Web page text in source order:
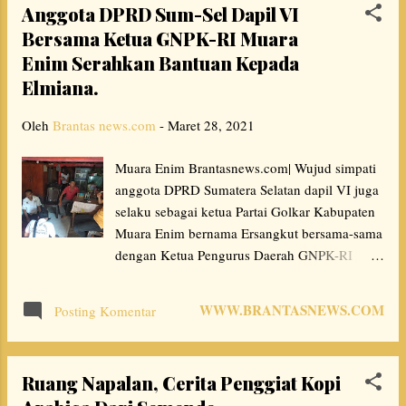
anggota DPP LSM Brantas RI mengecam
dengan sangat keras atas tindakan Terorisme,
terkait kriminalis bom bunuh diri ini jangan
tatanan kehidupan beragama dalam berbangsa
konflik perpecahan dibumi Ibu Pertiwi ini,"
ujar Bardion dimarkas besar DPP LSM Brantas
RI Senin (29/03/21). Dalam kesempatan ini
Bardion meminta pihak yang berwajib
mengusut tuntas otak pelaku dan motif dibalik
Anggota DPRD Sum-Sel Dapil VI
Bersama Ketua GNPK-RI Muara
Enim Serahkan Bantuan Kepada
Elmiana.
Oleh Brantas news.com - Maret 28, 2021
Muara Enim Brantasnews.com| Wujud simpati
anggota DPRD Sumatera Selatan dapil VI juga
selaku sebagai ketua Partai Golkar Kabupaten
Muara Enim bernama Ersangkut bersama-sama
dengan Ketua Pengurus Daerah GNPK-RI
Muara Enim Kabupaten Muara Enim Sumatera
Selatan pada hari Minggu (28/03/21)
Ersangkut mengatakan "semoga kedatangan
Posting Komentar WWW.BRANTASNEWS.COM
Ruang Napalan, Cerita Penggiat Kopi